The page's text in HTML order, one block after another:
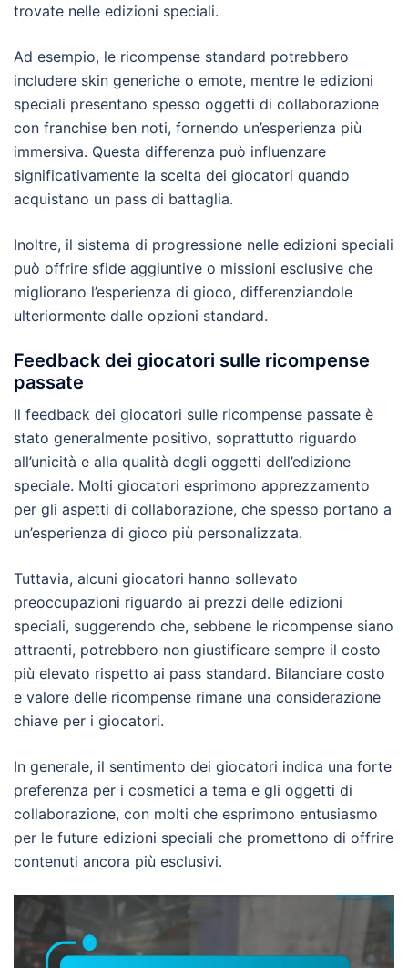
trovate nelle edizioni speciali.
Ad esempio, le ricompense standard potrebbero
includere skin generiche o emote, mentre le edizioni
speciali presentano spesso oggetti di collaborazione
con franchise ben noti, fornendo un’esperienza più
immersiva. Questa differenza può influenzare
significativamente la scelta dei giocatori quando
acquistano un pass di battaglia.
Inoltre, il sistema di progressione nelle edizioni speciali
può offrire sfide aggiuntive o missioni esclusive che
migliorano l’esperienza di gioco, differenziandole
ulteriormente dalle opzioni standard.
Feedback dei giocatori sulle ricompense
passate
Il feedback dei giocatori sulle ricompense passate è
stato generalmente positivo, soprattutto riguardo
all’unicità e alla qualità degli oggetti dell’edizione
speciale. Molti giocatori esprimono apprezzamento
per gli aspetti di collaborazione, che spesso portano a
un’esperienza di gioco più personalizzata.
Tuttavia, alcuni giocatori hanno sollevato
preoccupazioni riguardo ai prezzi delle edizioni
speciali, suggerendo che, sebbene le ricompense siano
attraenti, potrebbero non giustificare sempre il costo
più elevato rispetto ai pass standard. Bilanciare costo
e valore delle ricompense rimane una considerazione
chiave per i giocatori.
In generale, il sentimento dei giocatori indica una forte
preferenza per i cosmetici a tema e gli oggetti di
collaborazione, con molti che esprimono entusiasmo
per le future edizioni speciali che promettono di offrire
contenuti ancora più esclusivi.